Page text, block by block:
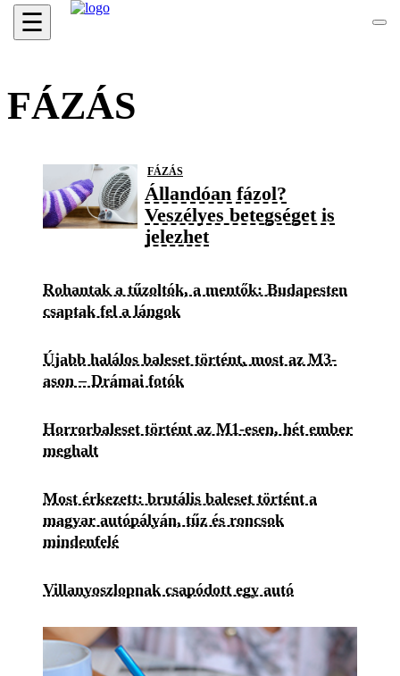
☰
FÁZÁS
FÁZÁS
Állandóan fázol?
Veszélyes betegséget is
jelezhet
Rohantak a tűzoltók, a mentők: Budapesten
csaptak fel a lángok
Újabb halálos baleset történt, most az M3-
ason – Drámai fotók
Horrorbaleset történt az M1-esen, hét ember
meghalt
Most érkezett: brutális baleset történt a
magyar autópályán, tűz és roncsok
mindenfelé
Villanyoszlopnak csapódott egy autó